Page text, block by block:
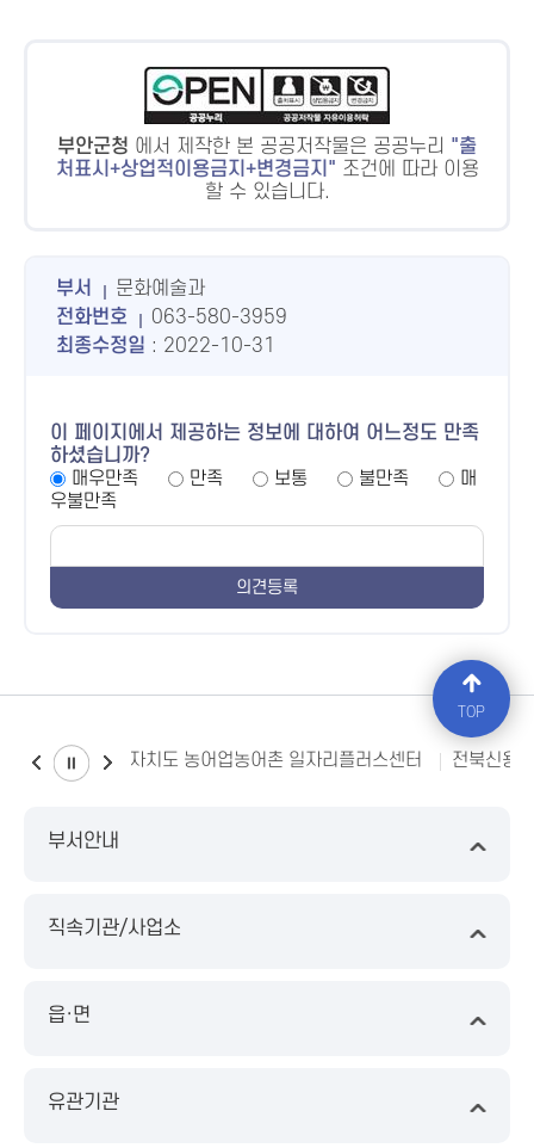
부안군청 에서 제작한 본 공공저작물은 공공누리
출
처표시+상업적이용금지+변경금지
조건에 따라 이용
할 수 있습니다.
부서
문화예술과
전화번호
063-580-3959
최종수정일 : 2022-10-31
이 페이지에서 제공하는 정보에 대하여 어느정도 만족
하셨습니까?
매우만족
만족 보통 불만족
매
우불만족
전북특별자치도 농어업농어촌 일자리플러스센터 전북신용
부서안내
직속기관/사업소
읍·면
유관기관
TOP